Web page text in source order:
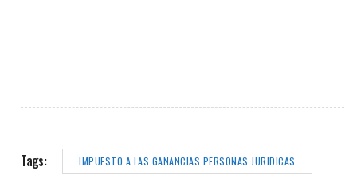
Tags: IMPUESTO A LAS GANANCIAS PERSONAS JURIDICAS